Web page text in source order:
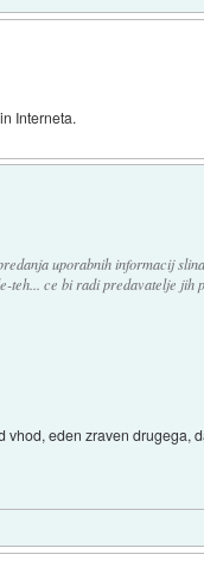
Interneta.
uporabnih informacij
teh... ce bi radi predavatelje jih
eden zraven drugega,